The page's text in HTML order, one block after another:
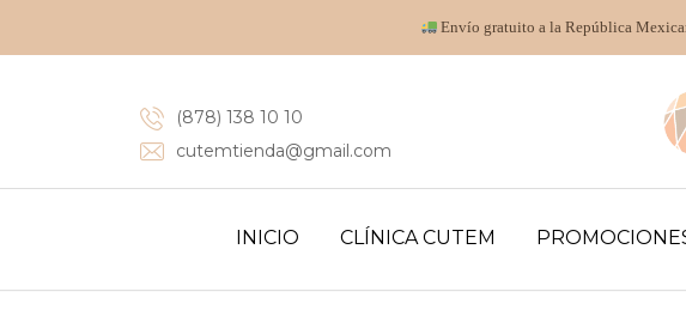
Envío gratuito a la República
(878) 138 10 10
cutemtienda@gmail.com
INICIO CLÍNICA CUTEM